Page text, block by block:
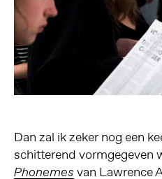
Dan zal ik zeker nog een
schitterend vormgegeven
Phonemes van Lawrence